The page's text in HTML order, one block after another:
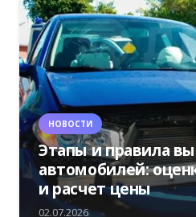
НОВОСТИ
Этапы и правила
автомобилей:
и расчет цены
02.07.2026